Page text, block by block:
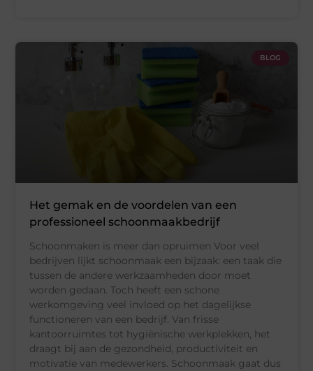
BLOG
Het gemak en de voordelen van een
professioneel schoonmaakbedrijf
Schoonmaken is meer dan opruimen Voor veel
bedrijven lijkt schoonmaak een bijzaak: een taak die
tussen de andere werkzaamheden door moet
worden gedaan. Toch heeft een schone
werkomgeving veel invloed op het dagelijkse
functioneren van een bedrijf. Van frisse
kantoorruimtes tot hygiënische werkplekken, het
draagt bij aan de gezondheid, productiviteit en
motivatie van medewerkers. Schoonmaak gaat dus